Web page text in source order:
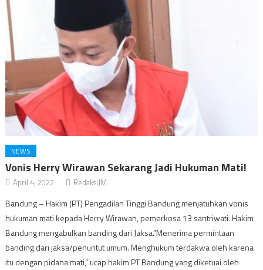
NEWS
Vonis Herry Wirawan Sekarang Jadi Hukuman Mati!
April 4, 2022 RedaksiJM
Bandung – Hakim (PT) Pengadilan Tinggi Bandung menjatuhkan vonis
hukuman mati kepada Herry Wirawan, pemerkosa 13 santriwati. Hakim
Bandung mengabulkan banding dari Jaksa.”Menerima permintaan
banding dari jaksa/penuntut umum. Menghukum terdakwa oleh karena
itu dengan pidana mati,” ucap hakim PT Bandung yang diketuai oleh